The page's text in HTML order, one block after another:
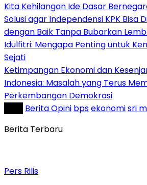
Kita Kehilangan Ide Dasar
Solusi agar Independensi KPK Bisa
dengan Baik Tanpa Bubarkan
Idulfitri: Mengapa Penting untuk
Sejati
Ketimpangan Ekonomi dan
Indonesia: Masalah yang Terus
Perkembangan Demokrasi
Berita Opini bpsekonomisri
Berita Terbaru
Pers Rilis